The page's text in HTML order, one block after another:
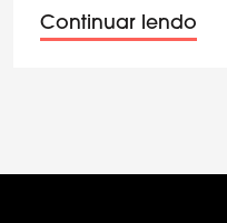
Continuar lendo